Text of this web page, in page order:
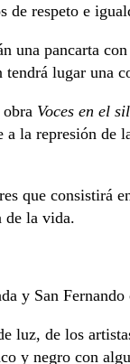
de respeto e
una pancarta
lugar una
Voces en el
la represión de
que consistirá
de la vida.
y San Fernando
luz, de los
negro con